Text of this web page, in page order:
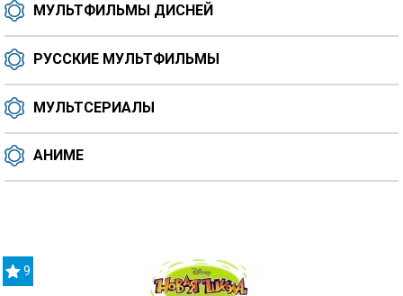
МУЛЬТФИЛЬМЫ ДИСНЕЙ
РУССКИЕ МУЛЬТФИЛЬМЫ
МУЛЬТСЕРИАЛЫ
АНИМЕ
9